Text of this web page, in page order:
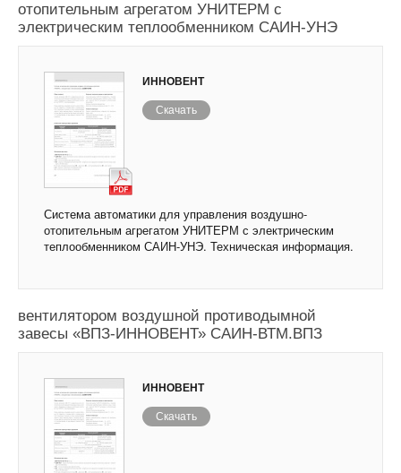
отопительным агрегатом УНИТЕРМ с
электрическим теплообменником САИН-УНЭ
ИННОВЕНТ
Скачать
Система автоматики для управления воздушно-
отопительным агрегатом УНИТЕРМ с электрическим
теплообменником САИН-УНЭ. Техническая информация.
вентилятором воздушной противодымной
завесы «ВПЗ-ИННОВЕНТ» САИН-ВТМ.ВПЗ
ИННОВЕНТ
Скачать